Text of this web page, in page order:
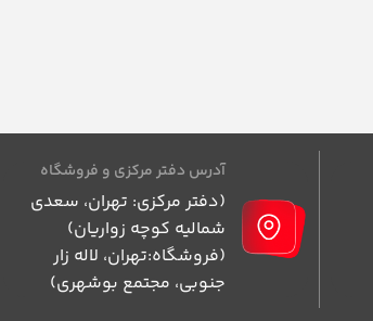
آدرس دفتر مرکزی و فروشگاه
(دفتر مرکزی: تهران، سعدی
شمالیه کوچه زواریان)
(فروشگاه:تهران، لاله زار
جنوبی، مجتمع بوشهری)